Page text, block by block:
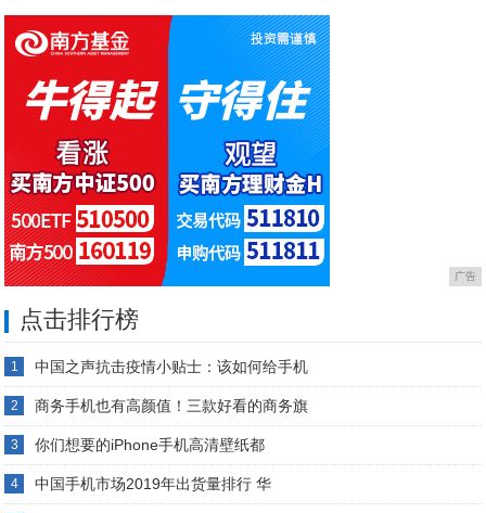
啥
淡
广告
点击排行榜
1 中国之声抗击疫情小贴士：该如何给手机
2 商务手机也有高颜值！三款好看的商务旗
3 你们想要的iPhone手机高清壁纸都
4 中国手机市场2019年出货量排行 华